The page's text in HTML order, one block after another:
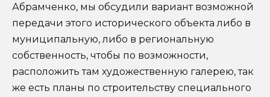
Абрамченко, мы обсудили вариант возможной
передачи этого исторического объекта либо в
муниципальную, либо в региональную
собственность, чтобы по возможности,
расположить там художественную галерею, так
же есть планы по строительству специального